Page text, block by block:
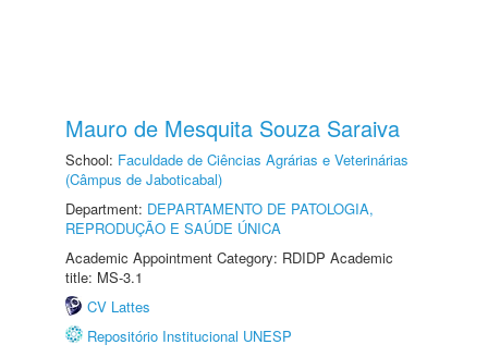
Mauro de Mesquita Souza Saraiva
School: Faculdade de Ciências Agrárias e Veterinárias
(Câmpus de Jaboticabal)
Department: DEPARTAMENTO DE PATOLOGIA,
REPRODUÇÃO E SAÚDE ÚNICA
Academic Appointment Category: RDIDP Academic
title: MS-3.1
CV Lattes
Repositório Institucional UNESP